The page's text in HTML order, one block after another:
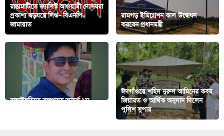
রাঙামাটিতে ফ্যাসিস্ট আওয়ামী দোসররা
প্রকাশ্য ষড়যন্ত্রে লিপ্ত– বিএনপি-
জামায়াত
রামগড় ইমিগ্রেশন কাল উদ্বোধন
করবেন প্রধানমন্ত্রী
বাঘাইছড়িতে বজ্রপাতে অনার্স ১ম
ঈদগাঁওয়ে শহিদ নুরুল আমিনের কবর
জিয়ারত ও আর্থিক অনুদান দিলেন
পুলিশ সুপার